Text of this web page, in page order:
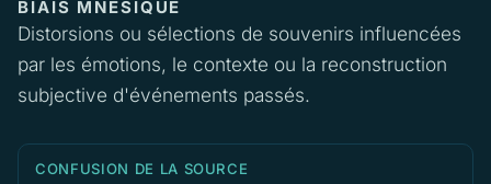
BIAIS MNÉSIQUE
Distorsions ou sélections de souvenirs influencées
par les émotions, le contexte ou la reconstruction
subjective d'événements passés.
CONFUSION DE LA SOURCE